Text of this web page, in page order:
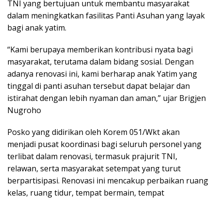
TNI yang bertujuan untuk membantu masyarakat
dalam meningkatkan fasilitas Panti Asuhan yang layak
bagi anak yatim.
“Kami berupaya memberikan kontribusi nyata bagi
masyarakat, terutama dalam bidang sosial. Dengan
adanya renovasi ini, kami berharap anak Yatim yang
tinggal di panti asuhan tersebut dapat belajar dan
istirahat dengan lebih nyaman dan aman,” ujar Brigjen
Nugroho
Posko yang didirikan oleh Korem 051/Wkt akan
menjadi pusat koordinasi bagi seluruh personel yang
terlibat dalam renovasi, termasuk prajurit TNI,
relawan, serta masyarakat setempat yang turut
berpartisipasi. Renovasi ini mencakup perbaikan ruang
kelas, ruang tidur, tempat bermain, tempat